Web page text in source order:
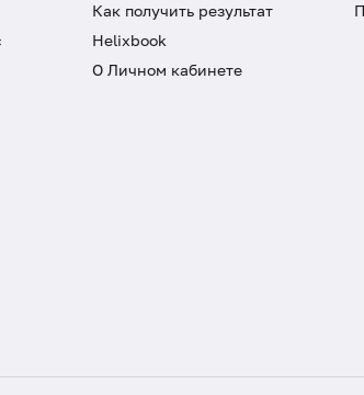
Как получить результат
Helixbook
О Личном кабинете